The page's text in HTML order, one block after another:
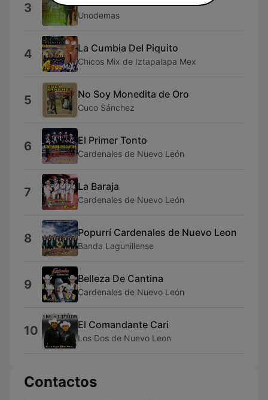
3 Unodemas
4 La Cumbia Del Piquito
Chicos Mix de Iztapalapa Mex
5 No Soy Monedita de Oro
Cuco Sánchez
6 El Primer Tonto
Cardenales de Nuevo León
7 La Baraja
Cardenales de Nuevo León
8 Popurrí Cardenales de Nuevo Leon
Banda Lagunillense
9 Belleza De Cantina
Cardenales de Nuevo León
10 El Comandante Cari
Los Dos de Nuevo Leon
Contactos